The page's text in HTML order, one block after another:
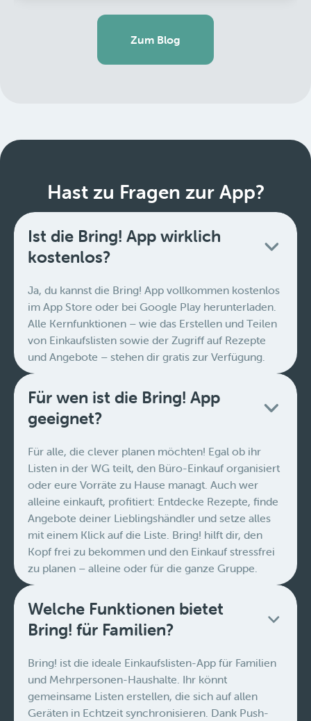
Zum Blog
Hast zu Fragen zur App?
Ist die Bring! App wirklich
kostenlos?
Ja, du kannst die Bring! App vollkommen kostenlos
im App Store oder bei Google Play herunterladen.
Alle Kernfunktionen – wie das Erstellen und Teilen
von Einkaufslisten sowie der Zugriff auf Rezepte
und Angebote – stehen dir gratis zur Verfügung.
Für wen ist die Bring! App
geeignet?
Für alle, die clever planen möchten! Egal ob ihr
Listen in der WG teilt, den Büro-Einkauf organisiert
oder eure Vorräte zu Hause managt. Auch wer
alleine einkauft, profitiert: Entdecke Rezepte, finde
Angebote deiner Lieblingshändler und setze alles
mit einem Klick auf die Liste. Bring! hilft dir, den
Kopf frei zu bekommen und den Einkauf stressfrei
zu planen – alleine oder für die ganze Gruppe.
Welche Funktionen bietet
Bring! für Familien?
Bring! ist die ideale Einkaufslisten-App für Familien
und Mehrpersonen-Haushalte. Ihr könnt
gemeinsame Listen erstellen, die sich auf allen
Geräten in Echtzeit synchronisieren. Dank Push-